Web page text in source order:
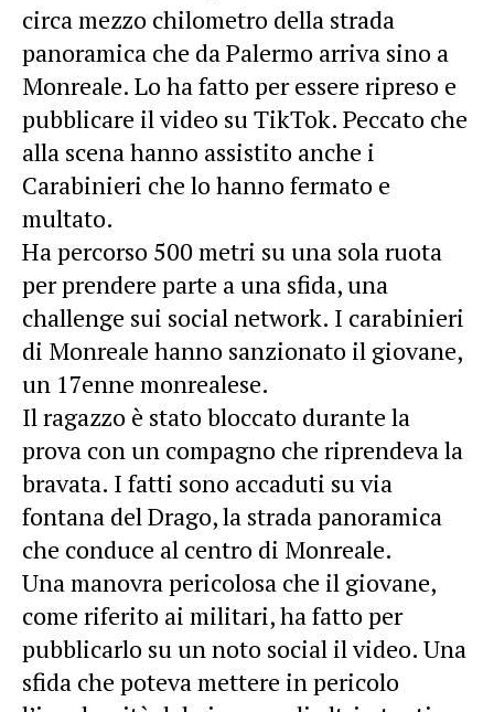
circa mezzo chilometro della strada
panoramica che da Palermo arriva sino a
Monreale. Lo ha fatto per essere ripreso e
pubblicare il video su TikTok. Peccato che
alla scena hanno assistito anche i
Carabinieri che lo hanno fermato e
multato.
Ha percorso 500 metri su una sola ruota
per prendere parte a una sfida, una
challenge sui social network. I carabinieri
di Monreale hanno sanzionato il giovane,
un 17enne monrealese.
Il ragazzo è stato bloccato durante la
prova con un compagno che riprendeva la
bravata. I fatti sono accaduti su via
fontana del Drago, la strada panoramica
che conduce al centro di Monreale.
Una manovra pericolosa che il giovane,
come riferito ai militari, ha fatto per
pubblicarlo su un noto social il video. Una
sfida che poteva mettere in pericolo